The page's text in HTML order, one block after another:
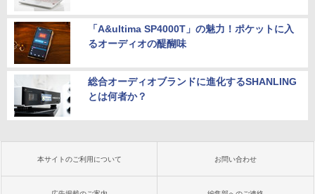
「A&ultima SP4000T」の魅力！ポケットに入
るオーディオの醍醐味
総合オーディオブランドに進化するSHANLING
とは何者か？
本サイトのご利用について お問い合わせ